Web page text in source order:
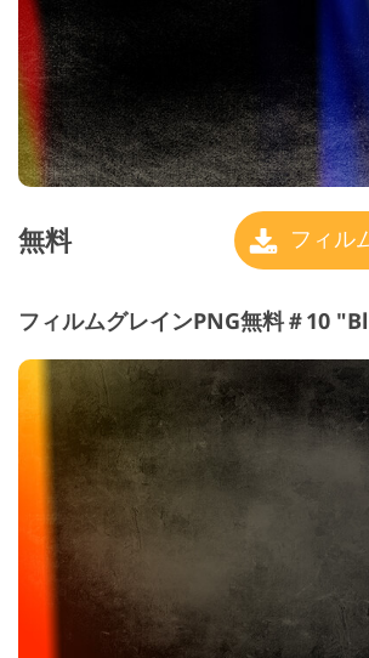
無料 フィル
フィルムグレインPNG無料＃10